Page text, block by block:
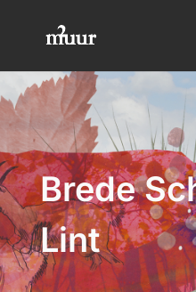
Brede
Lint